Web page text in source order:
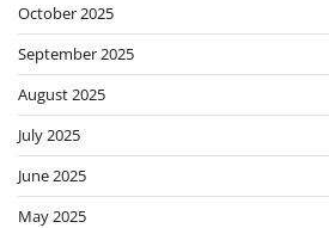
October 2025
September 2025
August 2025
July 2025
June 2025
May 2025